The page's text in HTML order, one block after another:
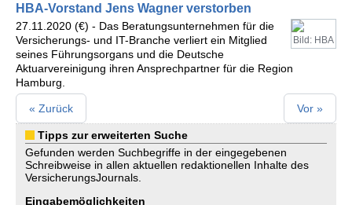
HBA-Vorstand Jens Wagner verstorben
Bild: HBA
27.11.2020 (€) - Das Beratungsunternehmen für die
Versicherungs- und IT-Branche verliert ein Mitglied
seines Führungsorgans und die Deutsche
Aktuarvereinigung ihren Ansprechpartner für die Region
Hamburg.
« Zurück Vor »
Tipps zur erweiterten Suche
Gefunden werden Suchbegriffe in der eingegebenen
Schreibweise in allen aktuellen redaktionellen Inhalte des
VersicherungsJournals.
Eingabemöglichkeiten